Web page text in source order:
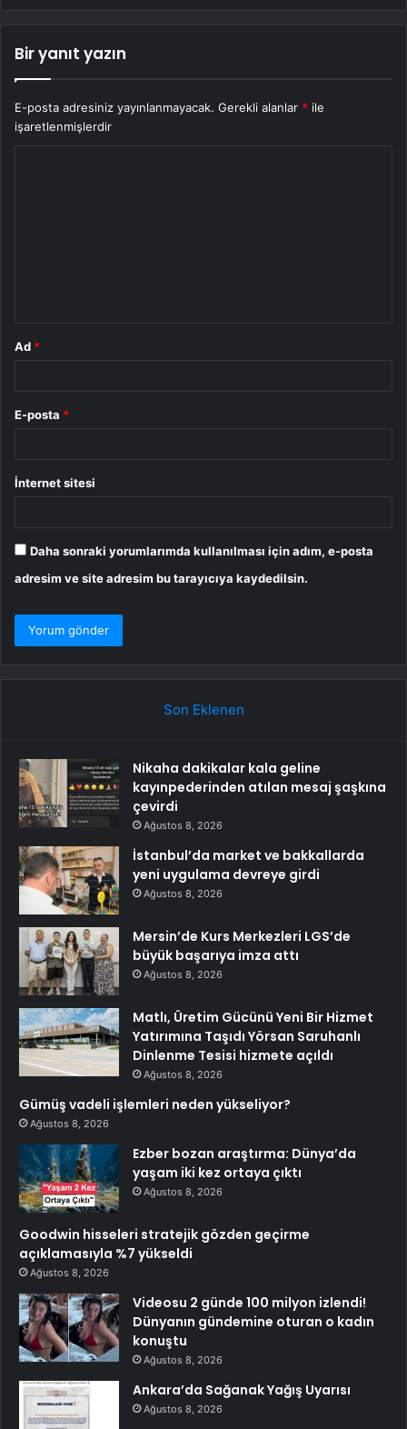
Bir yanıt yazın
E-posta adresiniz yayınlanmayacak. Gerekli alanlar * ile
işaretlenmişlerdir
Ad *
E-posta *
İnternet sitesi
Daha sonraki yorumlarımda kullanılması için adım, e-posta
adresim ve site adresim bu tarayıcıya kaydedilsin.
Son Eklenen
Nikaha dakikalar kala geline
kayınpederinden atılan mesaj şaşkına
çevirdi
Ağustos 8, 2026
İstanbul’da market ve bakkallarda
yeni uygulama devreye girdi
Ağustos 8, 2026
Mersin’de Kurs Merkezleri LGS’de
büyük başarıya imza attı
Ağustos 8, 2026
Matlı, Üretim Gücünü Yeni Bir Hizmet
Yatırımına Taşıdı Yörsan Saruhanlı
Dinlenme Tesisi hizmete açıldı
Ağustos 8, 2026
Gümüş vadeli işlemleri neden yükseliyor?
Ağustos 8, 2026
Ezber bozan araştırma: Dünya’da
yaşam iki kez ortaya çıktı
Ağustos 8, 2026
Goodwin hisseleri stratejik gözden geçirme
açıklamasıyla %7 yükseldi
Ağustos 8, 2026
Videosu 2 günde 100 milyon izlendi!
Dünyanın gündemine oturan o kadın
konuştu
Ağustos 8, 2026
Ankara’da Sağanak Yağış Uyarısı
Ağustos 8, 2026